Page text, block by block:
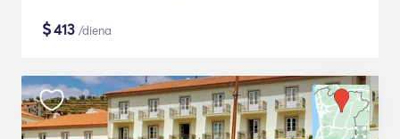
$413 /diena